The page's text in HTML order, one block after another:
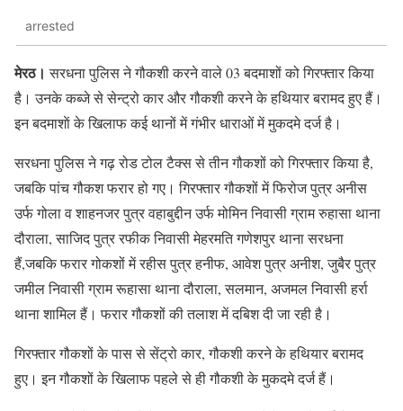
arrested
मेरठ। सरधना पुलिस ने गौकशी करने वाले 03 बदमाशों को गिरफ्तार किया
है। उनके कब्जे से सेन्ट्रो कार और गौकशी करने के हथियार बरामद हुए हैं।
इन बदमाशाें के खिलाफ कई थानों में गंभीर धाराओं में मुकदमे दर्ज है।
सरधना पुलिस ने गढ़ रोड टोल टैक्स से तीन गौकशों को गिरफ्तार किया है,
जबकि पांच गौकश फरार हो गए। गिरफ्तार गौकशों में फिरोज पुत्र अनीस
उर्फ गोला व शाहनजर पुत्र वहाबुद्दीन उर्फ मोमिन निवासी ग्राम रुहासा थाना
दौराला, साजिद पुत्र रफीक निवासी मेहरमति गणेशपुर थाना सरधना
हैं,जबकि फरार गोकशों में रहीस पुत्र हनीफ, आवेश पुत्र अनीश, जुबैर पुत्र
जमील निवासी ग्राम रूहासा थाना दौराला, सलमान, अजमल निवासी हर्रा
थाना शामिल हैं। फरार गौकशों की तलाश में दबिश दी जा रही है।
गिरफ्तार गौकशों के पास से सेंट्रो कार, गौकशी करने के हथियार बरामद
हुए। इन गौकशों के खिलाफ पहले से ही गौकशी के मुकदमे दर्ज हैं।